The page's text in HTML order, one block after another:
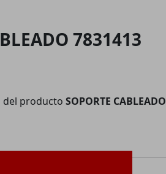
7831413
del producto SOPORTE CABLEADO